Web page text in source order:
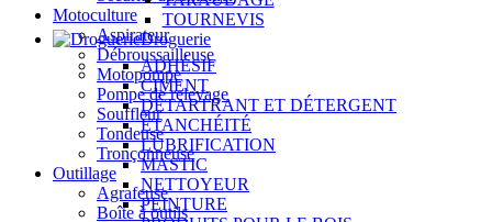
Motoculture
Aspirateur
Débroussailleuse
Motopompe
Pompe de relevage
Souffleur
Tondeuse
Tronçonneuse
Outillage
Agrafeuse
Boîte à outils
TOURNEVIS
Droguerie
ADHÉSIF
CIMENT
DÉTARTRANT ET DÉTERGENT
ÉTANCHÉITÉ
LUBRIFICATION
MASTIC
NETTOYEUR
PEINTURE